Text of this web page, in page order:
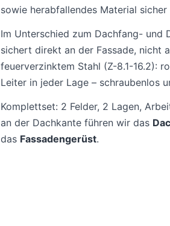
sowie herabfallendes Material sicher
Im Unterschied zum Dachfang- und
sichert direkt an der Fassade, nicht
feuerverzinktem Stahl (Z-8.1-16.2):
Leiter in jeder Lage – schraubenlos
Komplettset: 2 Felder, 2 Lagen,
an der Dachkante führen wir das
das Fassadengerüst.